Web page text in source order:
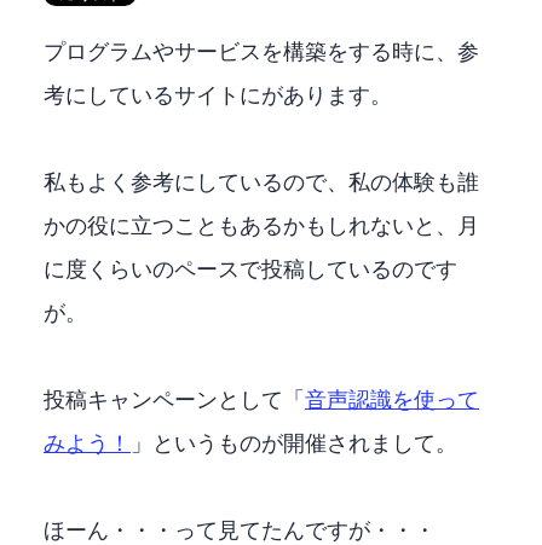
プログラムやサービスを構築をする時に、参
考にしているサイトにがあります。
私もよく参考にしているので、私の体験も誰
かの役に立つこともあるかもしれないと、月
に1度くらいのペースで投稿しているのです
が。
投稿キャンペーンとして「 音声認識APIを使って
みよう！
」というものが開催されまして。
ほーん・・・って見てたんですが・・・